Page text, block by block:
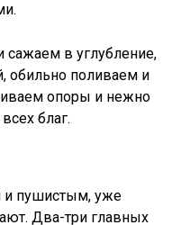
сажаем в углубление,
обильно поливаем и
опоры и нежно
благ.
и пушистым, уже
Два-три главных